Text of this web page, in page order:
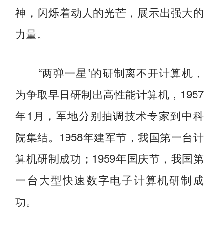
神，闪烁着动人的光芒，展示出强大的
力量。
“两弹一星”的研制离不开计算机，
为争取早日研制出高性能计算机，1957
年1月，军地分别抽调技术专家到中科
院集结。1958年建军节，我国第一台计
算机研制成功；1959年国庆节，我国第
一台大型快速数字电子计算机研制成
功。